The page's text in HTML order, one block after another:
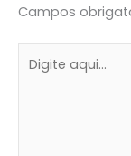
Campos
aqui...